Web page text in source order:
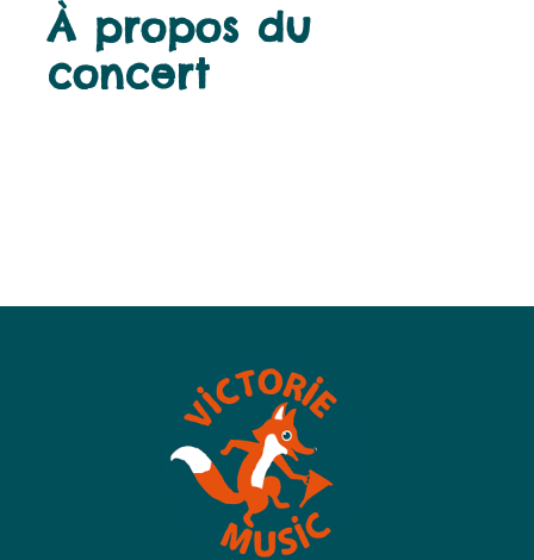
À propos du
concert